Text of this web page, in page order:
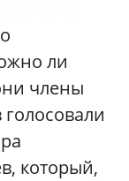
ли
члены
который,